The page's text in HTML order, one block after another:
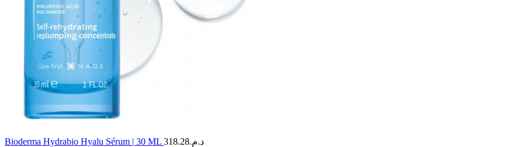
Bioderma Hydrabio Hyalu Sérum | 30 ML د.م.318.28